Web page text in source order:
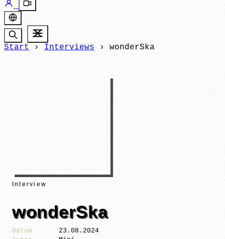
Start › Interviews › wonderSka
Interview
wonderSka
Datum
23.08.2024